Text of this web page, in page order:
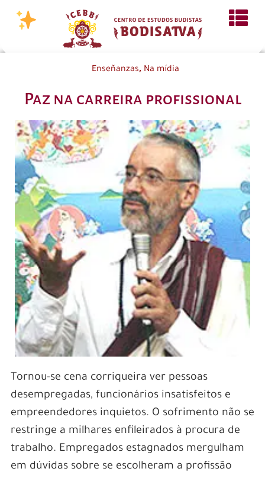
Enseñanzas, Na mídia
Paz na carreira profissional
Tornou-se cena corriqueira ver pessoas
desempregadas, funcionários insatisfeitos e
empreendedores inquietos. O sofrimento não se
restringe a milhares enfileirados à procura de
trabalho. Empregados estagnados mergulham
em dúvidas sobre se escolheram a profissão